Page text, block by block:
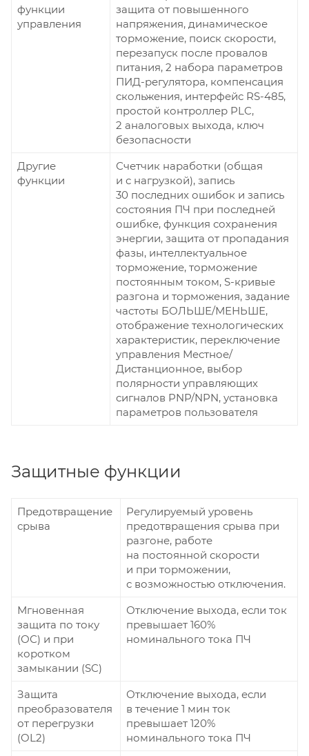
функции
управления
защита от повышенного
напряжения, динамическое
торможение, поиск скорости,
перезапуск после провалов
питания, 2 набора параметров
ПИД-регулятора, компенсация
скольжения, интерфейс RS-485,
простой контроллер PLC,
2 аналоговых выхода, ключ
безопасности
Другие
функции
Счетчик наработки (общая
и с нагрузкой), запись
30 последних ошибок и запись
состояния ПЧ при последней
ошибке, функция сохранения
энергии, защита от пропадания
фазы, интеллектуальное
торможение, торможение
постоянным током, S-кривые
разгона и торможения, задание
частоты БОЛЬШЕ/МЕНЬШЕ,
отображение технологических
характеристик, переключение
управления Местное/
Дистанционное, выбор
полярности управляющих
сигналов PNP/NPN, установка
параметров пользователя
Защитные функции
Предотвращение
срыва
Регулируемый уровень
предотвращения срыва при
разгоне, работе
на постоянной скорости
и при торможении,
с возможностью отключения.
Мгновенная
защита по току
(ОС) и при
коротком
замыкании (SC)
Отключение выхода, если ток
превышает 160%
номинального тока ПЧ
Защита
преобразователя
от перегрузки
(OL2)
Отключение выхода, если
в течение 1 мин ток
превышает 120%
номинального тока ПЧ